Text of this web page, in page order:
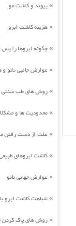
» پیوند و کاشت مو
» هزینه کاشت ابرو
» چگونه ابروها را
» عوارض جانبی تاتو
» روش های طب سنتی
» محدودیت ها و
» علت از دست رفتن
» کاشت ابروهای
» عوارض جهانی تاتو
» شباهت کاشت ابرو
» روش های پاک کردن